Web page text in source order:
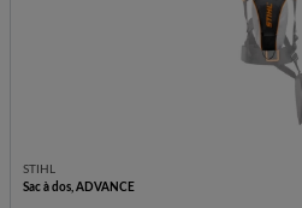
STIHL
Sac à dos, ADVANCE